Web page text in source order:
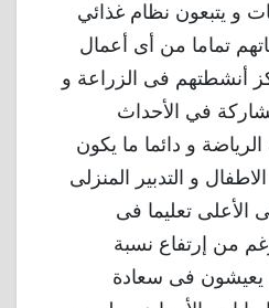
و يتبعون نظام غذائي
تماما من أى أعمال
أنشطتهم فى الزراعة و
في الأحداث
و دائما ما يكون
و التدبير المنزلى
الأعلى تعليما فى
من إرتفاع نسبة
يعيشون فى سعادة